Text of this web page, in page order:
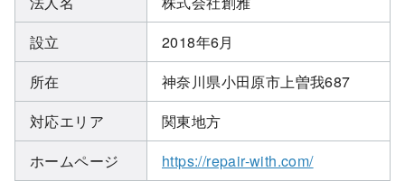
設立
2018年6月
所在
神奈川県小田原市上曽我687
対応エリア
関東地方
ホームページ
https://repair-with.com/